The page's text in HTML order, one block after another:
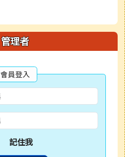
管理者
會員登入
記住我